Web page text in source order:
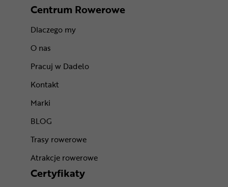
Centrum Rowerowe
Dlaczego my
O nas
Pracuj w Dadelo
Kontakt
Marki
BLOG
Trasy rowerowe
Atrakcje rowerowe
Certyfikaty